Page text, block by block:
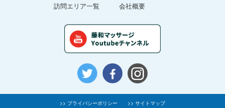
訪問エリア一覧
会社概要
>> プライバシーポリシー >> サイトマップ